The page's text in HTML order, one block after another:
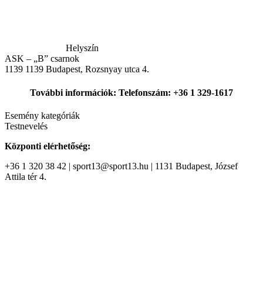
Helyszín
ASK – „B” csarnok
1139 1139 Budapest, Rozsnyay utca 4.
További információk: Telefonszám: +36 1 329-1617
Esemény kategóriák
Testnevelés
Központi elérhetőség:
+36 1 320 38 42 | sport13@sport13.hu | 1131 Budapest, József
Attila tér 4.